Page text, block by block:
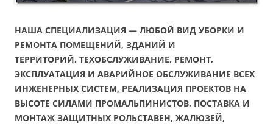
НАША СПЕЦИАЛИЗАЦИЯ — ЛЮБОЙ ВИД УБОРКИ И
РЕМОНТА ПОМЕЩЕНИЙ, ЗДАНИЙ И
ТЕРРИТОРИЙ, ТЕХОБСЛУЖИВАНИЕ, РЕМОНТ,
ЭКСПЛУАТАЦИЯ И АВАРИЙНОЕ ОБСЛУЖИВАНИЕ ВСЕХ
ИНЖЕНЕРНЫХ СИСТЕМ, РЕАЛИЗАЦИЯ ПРОЕКТОВ НА
ВЫСОТЕ СИЛАМИ ПРОМАЛЬПИНИСТОВ, ПОСТАВКА И
МОНТАЖ ЗАЩИТНЫХ РОЛЬСТАВЕН, ЖАЛЮЗЕЙ,